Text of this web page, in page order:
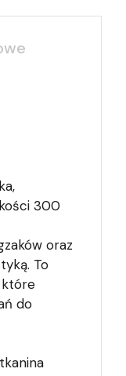
300
oraz
To
które
do